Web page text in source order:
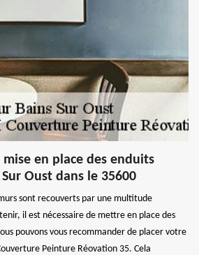
mise en place des enduits
Oust dans le 35600
sont recouverts par une multitude
il est nécessaire de mettre en place des
pouvons vous recommander de placer votre
Peinture Réovation 35. Cela